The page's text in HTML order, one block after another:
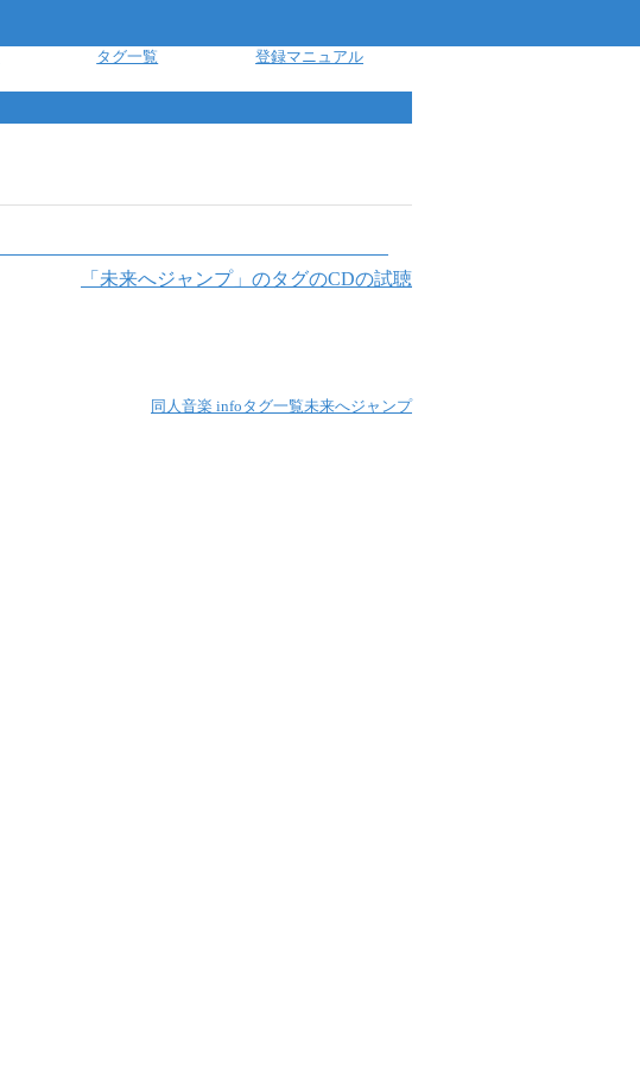
タグ一覧 登録マニュアル
「 未来へジャンプ」のタグのCDの試聴
同人音楽 infoタグ一覧未来へジャンプ